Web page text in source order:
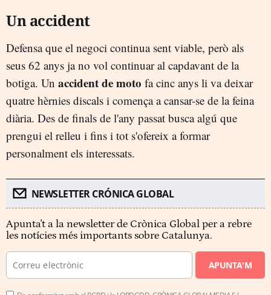
Un accident
Defensa que el negoci continua sent viable, però als
seus 62 anys ja no vol continuar al capdavant de la
botiga. Un accident de moto fa cinc anys li va deixar
quatre hèrnies discals i comença a cansar-se de la feina
diària. Des de finals de l'any passat busca algú que
prengui el relleu i fins i tot s'ofereix a formar
personalment els interessats.
NEWSLETTER CRÓNICA GLOBAL
Apunta't a la newsletter de Crònica Global per a rebre
les notícies més importants sobre Catalunya.
APUNTA'M